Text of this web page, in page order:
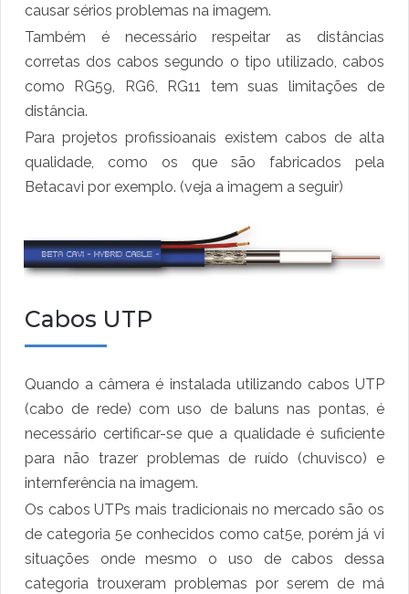
causar sérios problemas na imagem.
Também é necessário respeitar as distâncias
corretas dos cabos segundo o tipo utilizado, cabos
como RG59, RG6, RG11 tem suas limitações de
distância.
Para projetos profissioanais existem cabos de alta
qualidade, como os que são fabricados pela
Betacavi por exemplo. (veja a imagem a seguir)
Cabos UTP
Quando a câmera é instalada utilizando cabos UTP
(cabo de rede) com uso de baluns nas pontas, é
necessário certificar-se que a qualidade é suficiente
para não trazer problemas de ruído (chuvisco) e
internferência na imagem.
Os cabos UTPs mais tradicionais no mercado são os
de categoria 5e conhecidos como cat5e, porém já vi
situações onde mesmo o uso de cabos dessa
categoria trouxeram problemas por serem de má